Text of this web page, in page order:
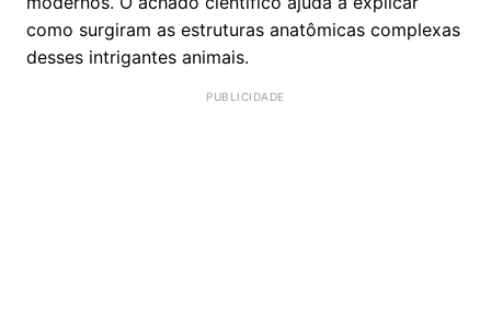
como surgiram as estruturas anatômicas complexas
desses intrigantes animais.